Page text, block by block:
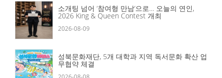
소개팅 넘어 ‘참여형 만남’으로… 오늘의 연인,
2026 King & Queen Contest 개최
2026-08-09
성북문화재단, 5개 대학과 지역 독서문화 확산 업
무협약 체결